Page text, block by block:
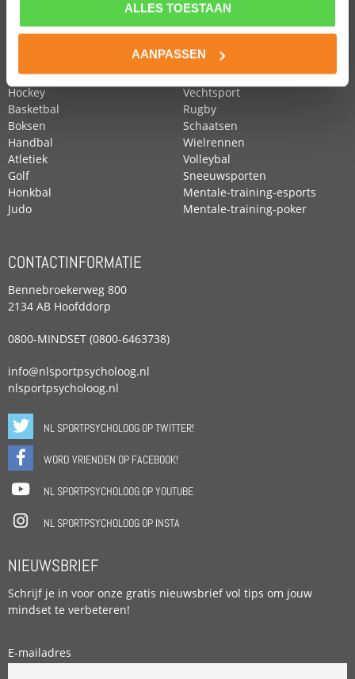
ALLES TOESTAAN
AANPASSEN
POPULAIRE SPORTEN
Paardensport
Hockey
Basketbal
Boksen
Handbal
Atletiek
Golf
Honkbal
Judo
Tennis
Turnen
Vechtsport
Rugby
Schaatsen
Wielrennen
Volleybal
Sneeuwsporten
Mentale-training-esports
Mentale-training-poker
CONTACTINFORMATIE
Bennebroekerweg 800
2134 AB Hoofddorp
0800-MINDSET (0800-6463738)
info@nlsportpsycholoog.nl
nlsportpsycholoog.nl
NL SPORTPSYCHOLOOG OP TWITTER!
WORD VRIENDEN OP FACEBOOK!
NL SPORTPSYCHOLOOG OP YOUTUBE
NL SPORTPSYCHOLOOG OP INSTA
NIEUWSBRIEF
Schrijf je in voor onze gratis nieuwsbrief vol tips om jouw
mindset te verbeteren!
E-mailadres